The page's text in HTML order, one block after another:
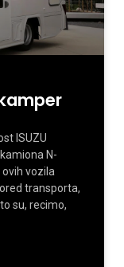
ISUZU
N-
vozila
transporta,
su, recimo,